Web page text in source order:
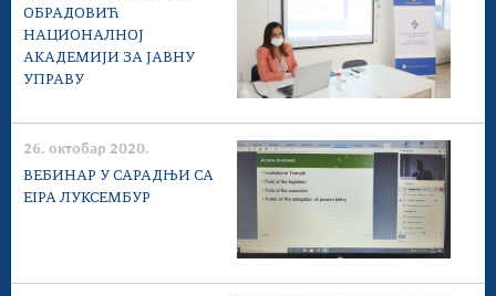
ОБРАДОВИЋ
НАЦИОНАЛНОЈ
АКАДЕМИЈИ ЗА ЈАВНУ
УПРАВУ
26. октобар 2020.
ВЕБИНАР У САРАДЊИ СА
EIPA ЛУКСЕМБУР